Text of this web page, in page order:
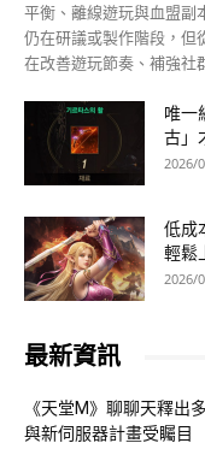
平衡、離線遊玩與血盟副
仍在研議或製作階段，但
在改善遊玩節奏、補強社
唯一
古」
2026/
低成
輕鬆
2026/
最新資訊
《天堂M》聊聊天釋出
與新伺服器計畫受矚目